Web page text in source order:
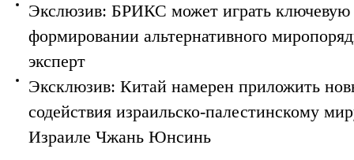
Экслюзив: БРИКС может играть ключевую
формировании альтернативного
эксперт
Эксклюзив: Китай намерен приложить
содействия израильско-палестинскому
Израиле Чжань Юнсинь